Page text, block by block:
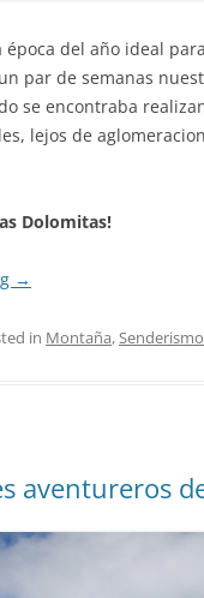
época del año ideal
par de semanas
se encontraba
lejos de
Dolomitas!
→
in Montaña,Senderismo
aventureros